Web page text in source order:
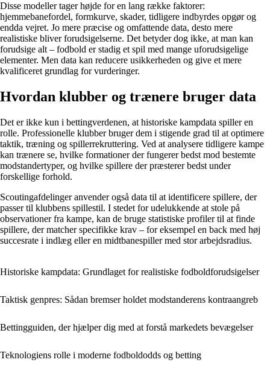
Disse modeller tager højde for en lang række faktorer:
hjemmebanefordel, formkurve, skader, tidligere indbyrdes opgør og
endda vejret. Jo mere præcise og omfattende data, desto mere
realistiske bliver forudsigelserne. Det betyder dog ikke, at man kan
forudsige alt – fodbold er stadig et spil med mange uforudsigelige
elementer. Men data kan reducere usikkerheden og give et mere
kvalificeret grundlag for vurderinger.
Hvordan klubber og trænere bruger data
Det er ikke kun i bettingverdenen, at historiske kampdata spiller en
rolle. Professionelle klubber bruger dem i stigende grad til at optimere
taktik, træning og spillerrekruttering. Ved at analysere tidligere kampe
kan trænere se, hvilke formationer der fungerer bedst mod bestemte
modstandertyper, og hvilke spillere der præsterer bedst under
forskellige forhold.
Scoutingafdelinger anvender også data til at identificere spillere, der
passer til klubbens spillestil. I stedet for udelukkende at stole på
observationer fra kampe, kan de bruge statistiske profiler til at finde
spillere, der matcher specifikke krav – for eksempel en back med høj
succesrate i indlæg eller en midtbanespiller med stor arbejdsradius.
Historiske kampdata: Grundlaget for realistiske fodboldforudsigelser
Taktisk genpres: Sådan bremser holdet modstanderens kontraangreb
Bettingguiden, der hjælper dig med at forstå markedets bevægelser
Teknologiens rolle i moderne fodboldodds og betting